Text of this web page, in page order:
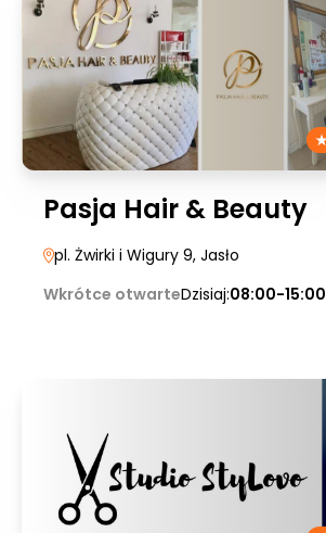
Pasja Hair & Beauty
pl. Żwirki i Wigury 9, Jasło
Wkrótce otwarteDzisiaj:08:00-15:00